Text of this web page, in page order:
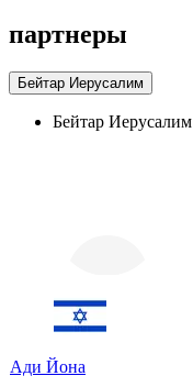
партнеры
Бейтар Иерусалим
Бейтар Иерусалим
Ади Йона